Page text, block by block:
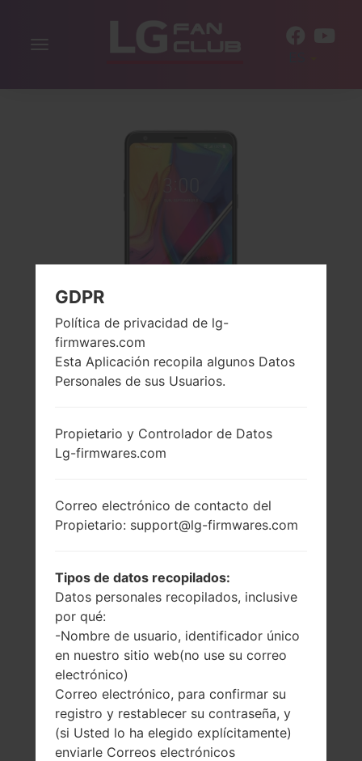
Alternar
LG Q720VSP
(LMQ720VSP) DE LA
6.2 pulgadas
(~79.8% relación
pantalla-cuerpo)
1080 x 2160 píxeles
(~390 densidad de
píxeles por
pulgada)
1.8GHz Cortex-A53
Qualcomm
Snapdragon 450
3GB
GDPR
Política de privacidad de lg-
firmwares.com
Esta Aplicación recopila algunos Datos
Personales de sus Usuarios.
Propietario y Controlador de Datos
Lg-firmwares.com
Correo electrónico de contacto del
Propietario: support@lg-firmwares.com
Tipos de datos recopilados:
Datos personales recopilados, inclusive
por qué:
-Nombre de usuario, identificador único
en nuestro sitio web(no use su correo
electrónico)
Correo electrónico, para confirmar su
registro y restablecer su contraseña, y
(si Usted lo ha elegido explícitamente)
enviarle Correos electrónicos